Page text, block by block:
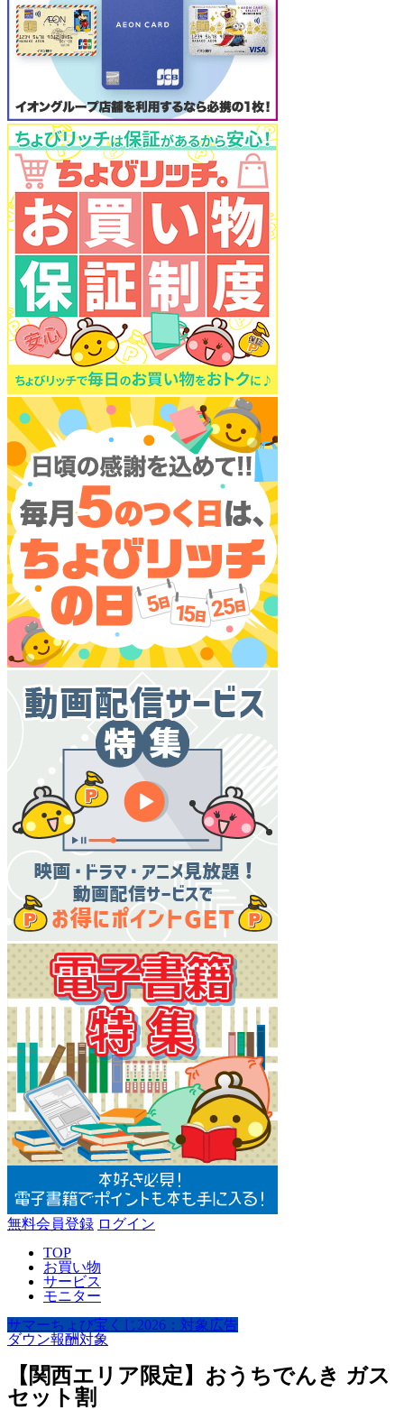
無料会員登録 ログイン
TOP
お買い物
サービス
モニター
サマーちょび宝くじ2026：対象広告
ダウン報酬対象
【関西エリア限定】おうちでんき ガス
セット割